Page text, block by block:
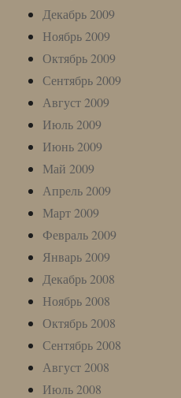
Декабрь 2009
Ноябрь 2009
Октябрь 2009
Сентябрь 2009
Август 2009
Июль 2009
Июнь 2009
Май 2009
Апрель 2009
Март 2009
Февраль 2009
Январь 2009
Декабрь 2008
Ноябрь 2008
Октябрь 2008
Сентябрь 2008
Август 2008
Июль 2008